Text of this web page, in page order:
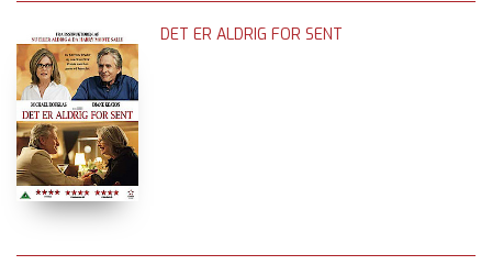
DET ER ALDRIG FOR SENT